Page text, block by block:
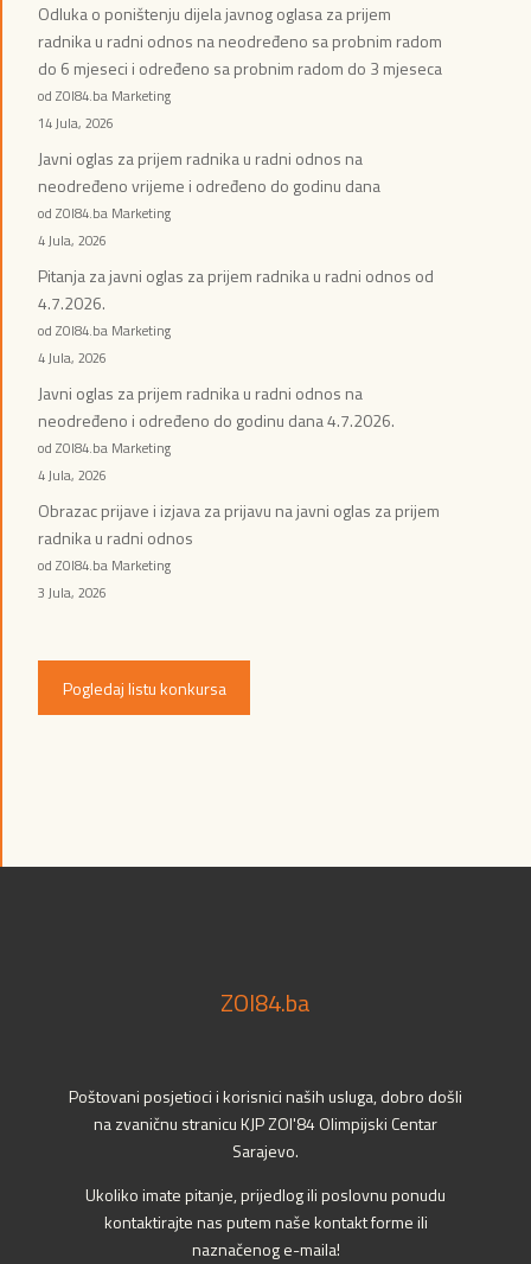
Odluka o poništenju dijela javnog oglasa za prijem
radnika u radni odnos na neodređeno sa probnim radom
do 6 mjeseci i određeno sa probnim radom do 3 mjeseca
od ZOI84.ba Marketing
14 Jula, 2026
Javni oglas za prijem radnika u radni odnos na
neodređeno vrijeme i određeno do godinu dana
od ZOI84.ba Marketing
4 Jula, 2026
Pitanja za javni oglas za prijem radnika u radni odnos od
4.7.2026.
od ZOI84.ba Marketing
4 Jula, 2026
Javni oglas za prijem radnika u radni odnos na
neodređeno i određeno do godinu dana 4.7.2026.
od ZOI84.ba Marketing
4 Jula, 2026
Obrazac prijave i izjava za prijavu na javni oglas za prijem
radnika u radni odnos
od ZOI84.ba Marketing
3 Jula, 2026
Pogledaj listu konkursa
ZOI84.ba
Poštovani posjetioci i korisnici naših usluga, dobro došli
na zvaničnu stranicu KJP ZOI'84 Olimpijski Centar
Sarajevo.
Ukoliko imate pitanje, prijedlog ili poslovnu ponudu
kontaktirajte nas putem naše kontakt forme ili
naznačenog e-maila!